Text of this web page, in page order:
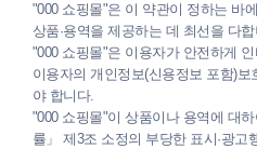
"000 쇼핑몰"은 이 약관이 정하는 바
상품·용역을 제공하는 데 최선을 다
"000 쇼핑몰"은 이용자가 안전하게
이용자의 개인정보(신용정보 포함)
야 합니다.
"000 쇼핑몰"이 상품이나 용역에 대
률」 제3조 소정의 부당한 표시·광